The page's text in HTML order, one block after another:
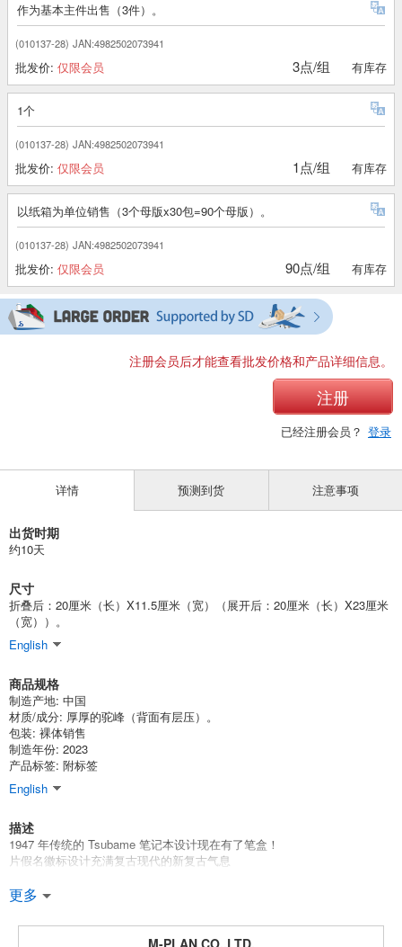
作为基本主件出售（3件）。
(010137-28) JAN:4982502073941
批发价: 仅限会员 3点/组 有库存
1个
(010137-28) JAN:4982502073941
批发价: 仅限会员 1点/组 有库存
以纸箱为单位销售（3个母版x30包=90个母版）。
(010137-28) JAN:4982502073941
批发价: 仅限会员 90点/组 有库存
注册会员后才能查看批发价格和产品详细信息。
注册
已经注册会员？ 登录
详情
出货时期
约10天
尺寸
折叠后：20厘米（长）X11.5厘米（宽）（展开后：20厘米（长）X23厘米
（宽））。
English
商品规格
制造产地: 中国
材质/成分: 厚厚的驼峰（背面有层压）。
包装: 裸体销售
制造年份: 2023
产品标签: 附标签
English
描述
1947 年传统的 Tsubame 笔记本设计现在有了笔盒！
片假名徽标设计充满复古现代的新复古气息
*笔袋主体有一个双层口袋，容量充足。内侧有一个口袋，可放置智能手
智能手机、公文包、备忘录、笔记本等，还有一个笔筒，可容纳约六支钢
笔，深受钢笔爱好者的喜爱。
更多
预测到货 注意事项